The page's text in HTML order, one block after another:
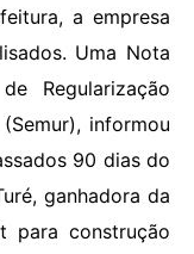
a empresa
Uma Nota
Regularização
informou
90 dias do
ganhadora da
para construção